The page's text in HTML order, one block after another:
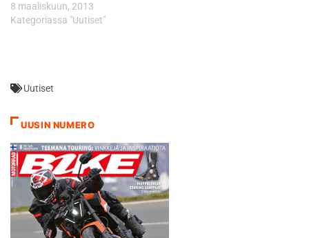
korjailtiin ennen 23.-25.
maaliskuuta Jerezissä
hyvin. Tämä oli vain pieni
Austinin testit ajetaan
tiistaista torstaihin.
Testeissä ovat mukana
Hondan (Dani Pedrosa,
Marc…
8 maaliskuun, 2013
Kategoriassa "Uutiset"
Uutiset
UUSIN NUMERO